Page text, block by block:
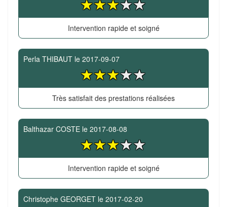
Intervention rapide et soigné
Perla THIBAUT le 2017-09-07
Très satisfait des prestations réalisées
Balthazar COSTE le 2017-08-08
Intervention rapide et soigné
Christophe GEORGET le 2017-02-20